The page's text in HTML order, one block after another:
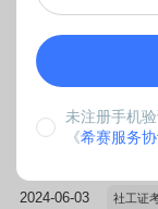
原创 关于2024
2024年社工考试将
的时间了，最后的
2024-06-03 社工证
未注册手机
《希赛服务